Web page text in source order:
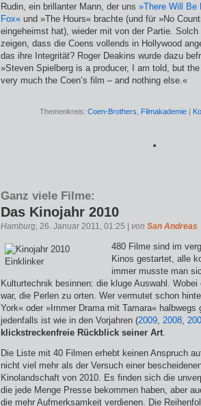
Rudin, ein brillanter Mann, der uns »There Will Be
Fox« und »The Hours« brachte (und für »No
eingeheimst hat), wieder mit von der Partie.
zeigen, dass die Coens vollends in Hollywood
das ihre Integrität? Roger Deakins wurde dazu
»Steven Spielberg is a producer, I am told, but
very much the Coen’s film – and nothing else.«
Themenkreis: Coen-Brothers Filmakademie |
*
Ganz viele Filme:
Das Kinojahr 2010
Hamburg, 26. Januar 2011, 01:25 | von San Andreas
480 Filme sind im
Kinos gestartet, alle
immer musste man
Kulturtechnik besinnen: die kluge Auswahl.
war, die Perlen zu orten. Wer vermutet schon
York« oder »Immer Drama mit Tamara«
jedenfalls ist wie in den Vorjahren (2009, 2008,
klickstreckenfreie Rückblick seiner Art.
Die Liste mit 40 Filmen erhebt keinen Anspruch
nicht viel mehr als der Versuch einer
Kinolandschaft von 2010. Es finden sich die
die jede Menge Presse bekommen haben, aber
die mehr Aufmerksamkeit verdienen. Die